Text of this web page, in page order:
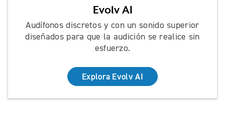
Evolv AI
Audífonos discretos y con un sonido superior
diseñados para que la audición se realice sin
esfuerzo.
Explora Evolv AI